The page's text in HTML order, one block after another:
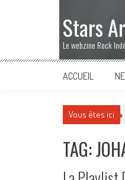
Stars
Le webzine Rock
ACCUEIL
Vous êtes ici
TAG: